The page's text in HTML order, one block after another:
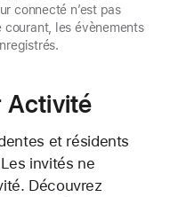
connecté n’est pas
courant, les évènements
Activité
et résidents
invités ne
Découvrez